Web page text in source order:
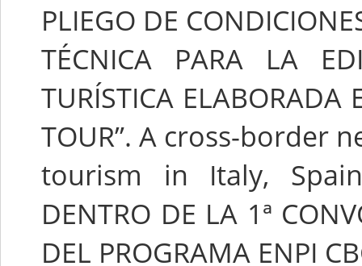
PLIEGO DE
TÉCNICA PARA LA
TURÍSTICA ELABORADA
TOUR”. A cross-border
tourism in Italy,
DENTRO DE LA 1ª
DEL PROGRAMA ENPI